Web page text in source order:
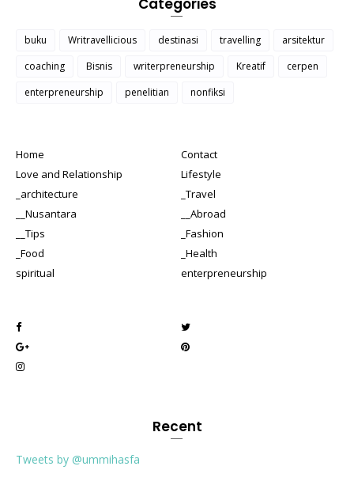
Categories
buku Writravellicious destinasi travelling
arsitektur
coaching
Bisnis writerpreneurship Kreatif
cerpen
enterpreneurship
penelitian nonfiksi
Home
Contact
Love and Relationship
Lifestyle
_architecture
_Travel
__Nusantara
__Abroad
__Tips
_Fashion
_Food
_Health
spiritual
enterpreneurship
Recent
Tweets by @ummihasfa